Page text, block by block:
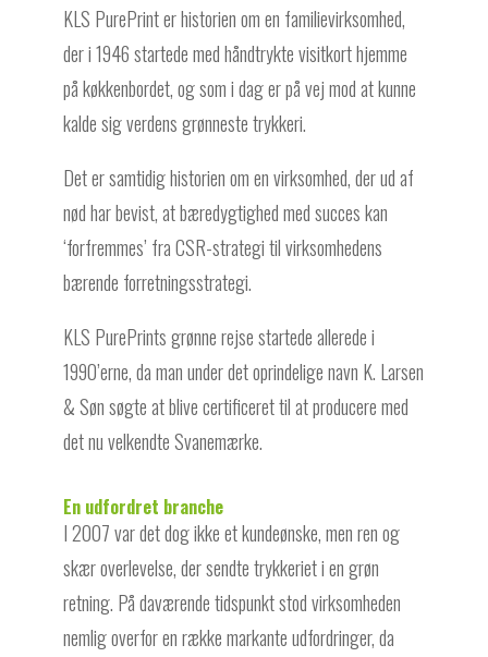
KLS PurePrint er historien om en familievirksomhed,
der i 1946 startede med håndtrykte visitkort hjemme
på køkkenbordet, og som i dag er på vej mod at kunne
kalde sig verdens grønneste trykkeri.
Det er samtidig historien om en virksomhed, der ud af
nød har bevist, at bæredygtighed med succes kan
‘forfremmes’ fra CSR-strategi til virksomhedens
bærende forretningsstrategi.
KLS PurePrints grønne rejse startede allerede i
1990’erne, da man under det oprindelige navn K. Larsen
& Søn søgte at blive certificeret til at producere med
det nu velkendte Svanemærke.
En udfordret branche
I 2007 var det dog ikke et kundeønske, men ren og
skær overlevelse, der sendte trykkeriet i en grøn
retning. På daværende tidspunkt stod virksomheden
nemlig overfor en række markante udfordringer, da